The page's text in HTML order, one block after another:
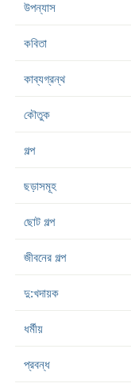
উপন্যাস
কবিতা
কাব্যগ্রন্থ
কৌতুক
গল্প
ছড়াসমূহ
ছোট গল্প
জীবনের গল্প
দু:খদায়ক
ধর্মীয়
প্রবন্ধ